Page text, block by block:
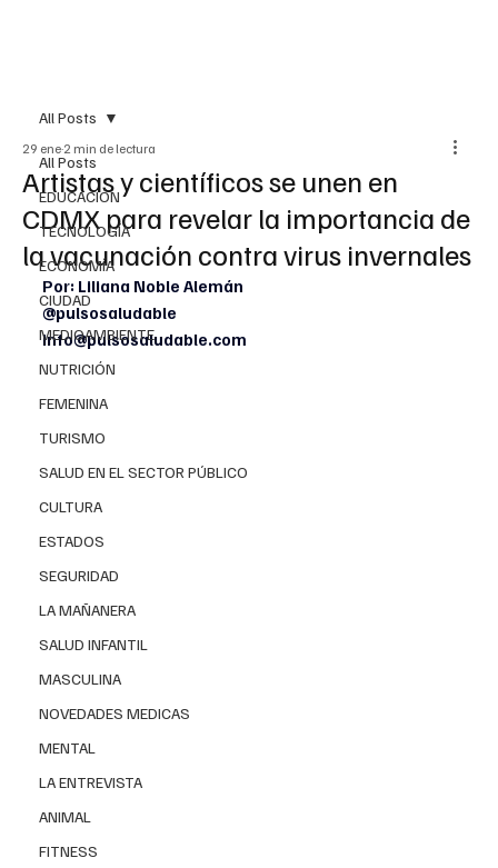
All Posts
EDUCACIÓN
TECNOLOGÍA
ECONOMÍA
CIUDAD
MEDIOAMBIENTE
NUTRICIÓN
FEMENINA
TURISMO
SALUD EN EL SECTOR PÚBLICO
CULTURA
ESTADOS
SEGURIDAD
LA MAÑANERA
SALUD INFANTIL
MASCULINA
NOVEDADES MEDICAS
MENTAL
LA ENTREVISTA
ANIMAL
FITNESS
All Posts
Artistas y científicos se unen en
CDMX para revelar la importancia de
la vacunación contra virus invernales
29 ene 2 min de lectura
Por: Liliana Noble Alemán
@pulsosaludable
info@pulsosaludable.com